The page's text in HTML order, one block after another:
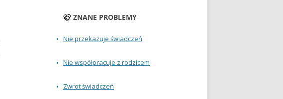
ZNANE PROBLEMY
Nie przekazuje świadczeń
Nie współpracuje z rodzicem
Zwrot świadczeń